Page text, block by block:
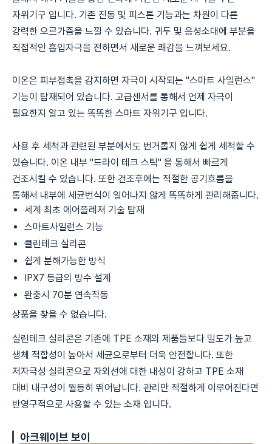
자위기구 입니다. 기존 진동 및 피스톤 기능과는 차원이 다른
강력한 오르가즘을 느낄 수 있습니다. 귀두 및 음셩소대에 부분을
직접적인 흡입자극을 전하면서 새로운 쾌감을 느껴보세요.
이온은 피부접촉을 감지하면 자극이 시작되는 "스마트 사일런스"
기능이 탑재되어 있습니다. 고급센서를 통해서 언제 자극이
필요한지 알고 있는 똑똑한 스마트 자위기구 입니다.
사용 후 세척과 관련된 부분에서도 번거롭지 않게 쉽게 세척할 수
있습니다. 이온 내부 "드라이 테크 스틱" 을 통해서 빠르게
건조시킬 수 있습니다. 또한 건조후에는 적절한 공기흐름을
통해서 내부에 세균번식이 일어나지 않게 똑똑하게 관리해줍니다.
세계 최초 에어플레져 기술 탑재
스마트사일런스 기능
클린테크 실리콘
쉽게 분해가능한 방식
IPX7 등급의 방수 설계
완충시 70분 연속작동
상품을 찾을 수 없습니다.
실린테크 실리콘은 기존에 TPE 소재의 제품들보다 밀도가 높고
생체 적합성이 높아서 세균으로부터 더욱 안전합니다. 또한
저자극성 실리콘으로 자외선에 대한 내성이 강하고 TPE 소재
대비 내구성이 월등히 뛰어납니다. 관리만 적절하게 이루어진다면
반영구적으로 사용할 수 있는 소재 입니다.
아크웨이브 보이